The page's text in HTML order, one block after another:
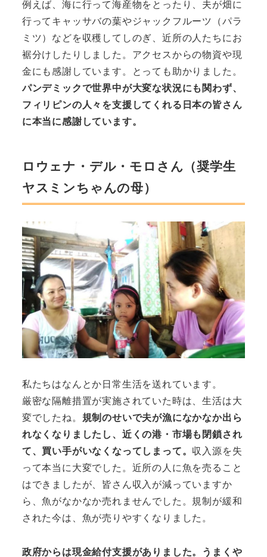
例えば、海に行って海産物をとったり、夫が畑に
行ってキャッサバの葉やジャックフルーツ（パラ
ミツ）などを収穫してしのぎ、近所の人たちにお
裾分けしたりしました。アクセスからの物資や現
金にも感謝しています。とっても助かりました。
パンデミックで世界中が大変な状況にも関わず、
フィリピンの人々を支援してくれる日本の皆さん
に本当に感謝しています。
ロウェナ・デル・モロさん（奨学生
ヤスミンちゃんの母）
私たちはなんとか日常生活を送れています。
厳密な隔離措置が実施されていた時は、生活は大
変でしたね。 規制のせいで夫が漁になかなか出ら
れなくなりましたし、近くの港・市場も閉鎖され
て、買い手がいなくなってしまって。 収入源を失
って本当に大変でした。近所の人に魚を売ること
はできましたが、皆さん収入が減っていますか
ら、魚がなかなか売れませんでした。規制が緩和
された今は、魚が売りやすくなりました。
政府からは現金給付支援がありました。うまくや